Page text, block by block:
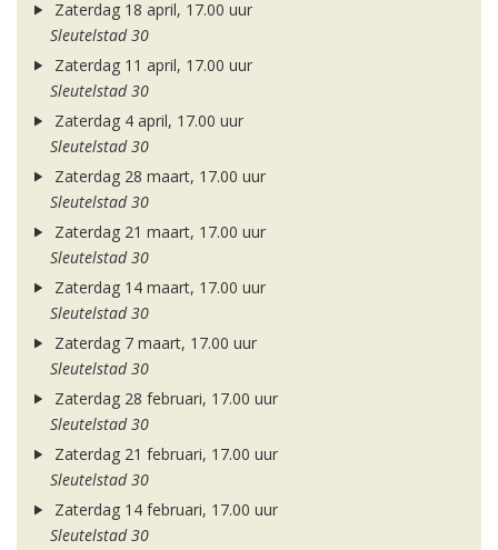
Zaterdag 18 april, 17.00 uur
Sleutelstad 30
Zaterdag 11 april, 17.00 uur
Sleutelstad 30
Zaterdag 4 april, 17.00 uur
Sleutelstad 30
Zaterdag 28 maart, 17.00 uur
Sleutelstad 30
Zaterdag 21 maart, 17.00 uur
Sleutelstad 30
Zaterdag 14 maart, 17.00 uur
Sleutelstad 30
Zaterdag 7 maart, 17.00 uur
Sleutelstad 30
Zaterdag 28 februari, 17.00 uur
Sleutelstad 30
Zaterdag 21 februari, 17.00 uur
Sleutelstad 30
Zaterdag 14 februari, 17.00 uur
Sleutelstad 30